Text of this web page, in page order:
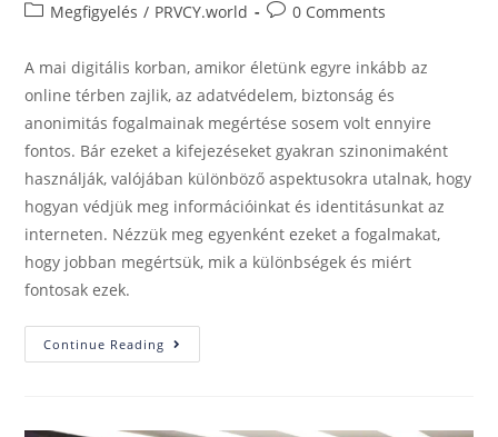
Megfigyelés / PRVCY.world 0 Comments
A mai digitális korban, amikor életünk egyre inkább az
online térben zajlik, az adatvédelem, biztonság és
anonimitás fogalmainak megértése sosem volt ennyire
fontos. Bár ezeket a kifejezéseket gyakran szinonimaként
használják, valójában különböző aspektusokra utalnak, hogy
hogyan védjük meg információinkat és identitásunkat az
interneten. Nézzük meg egyenként ezeket a fogalmakat,
hogy jobban megértsük, mik a különbségek és miért
fontosak ezek.
Continue Reading